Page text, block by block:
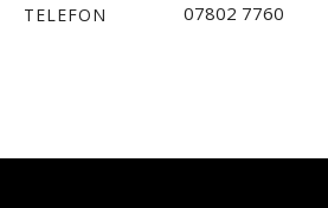
TELEFON 07802 7760